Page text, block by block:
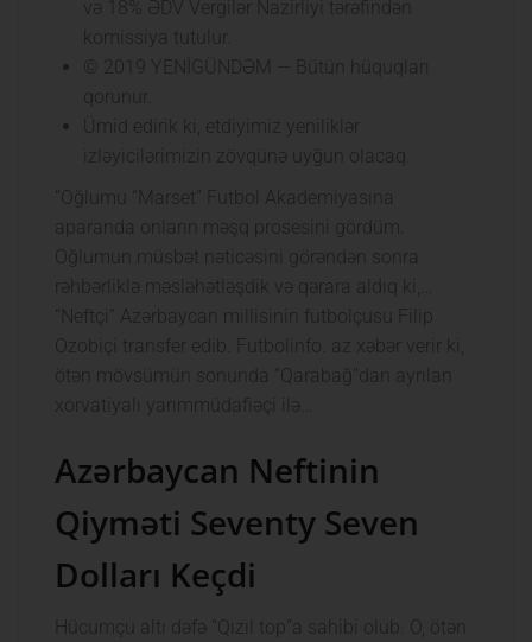
və 18% ƏDV Vergilər Nazirliyi tərəfindən
komissiya tutulur.
© 2019 YENİGÜNDƏM — Bütün hüquqları
qorunur.
Ümid edirik ki, etdiyimiz yeniliklər
izləyicilərimizin zövqünə uyğun olacaq.
“Oğlumu “Marset” Futbol Akademiyasına
aparanda onların məşq prosesini gördüm.
Oğlumun müsbət nəticəsini görəndən sonra
rəhbərliklə məsləhətləşdik və qərara aldıq ki,…
“Neftçi” Azərbaycan millisinin futbolçusu Filip
Ozobiçi transfer edib. Futbolinfo. az xəbər verir ki,
ötən mövsümün sonunda “Qarabağ”dan ayrılan
xorvatiyalı yarımmüdafiəçi ilə…
Azərbaycan Neftinin
Qiyməti Seventy Seven
Dolları Keçdi
Hücumçu altı dəfə “Qızıl top”a sahibi olub. O, ötən